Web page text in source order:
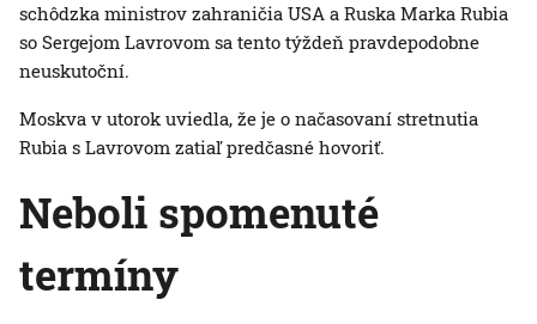
schôdzka ministrov zahraničia USA a Ruska Marka Rubia
so Sergejom Lavrovom sa tento týždeň pravdepodobne
neuskutoční.
Moskva v utorok uviedla, že je o načasovaní stretnutia
Rubia s Lavrovom zatiaľ predčasné hovoriť.
Neboli spomenuté
termíny